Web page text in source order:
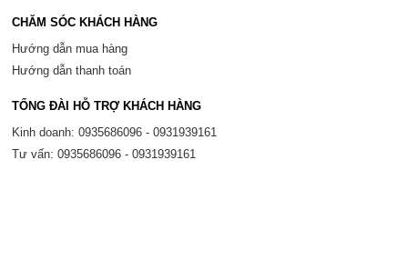
CHĂM SÓC KHÁCH HÀNG
Hướng dẫn mua hàng
Hướng dẫn thanh toán
TỔNG ĐÀI HỖ TRỢ KHÁCH HÀNG
Kinh doanh: 0935686096 - 0931939161
Tư vấn: 0935686096 - 0931939161